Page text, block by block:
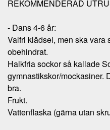
REKOMMENDERAD
- Dans 4-6 år:
Valfri klädsel, men ska vara
obehindrat.
Halkfria sockor så kallade
gymnastikskor/mockasiner.
bra.
Frukt.
Vattenflaska (gärna utan